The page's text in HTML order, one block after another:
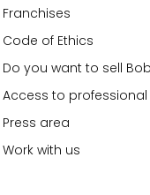
Franchises
Code of Ethics
Do you want to sell
Access to professional
Press area
Work with us